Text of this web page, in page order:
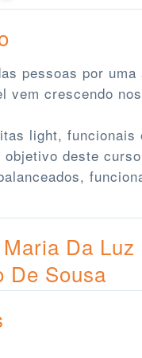
pessoas por uma
vem crescendo
light, funcionais
objetivo deste
Da Luz
De Sousa